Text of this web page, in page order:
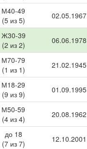
М40-49
(5 из 5)
02.05.1967
Ж30-39
(2 из 2)
06.06.1978
М70-79
(1 из 1)
21.02.1945
М18-29
(9 из 9)
01.09.1995
М50-59
(4 из 4)
20.08.1962
до 18
(7 из 7)
12.10.2001